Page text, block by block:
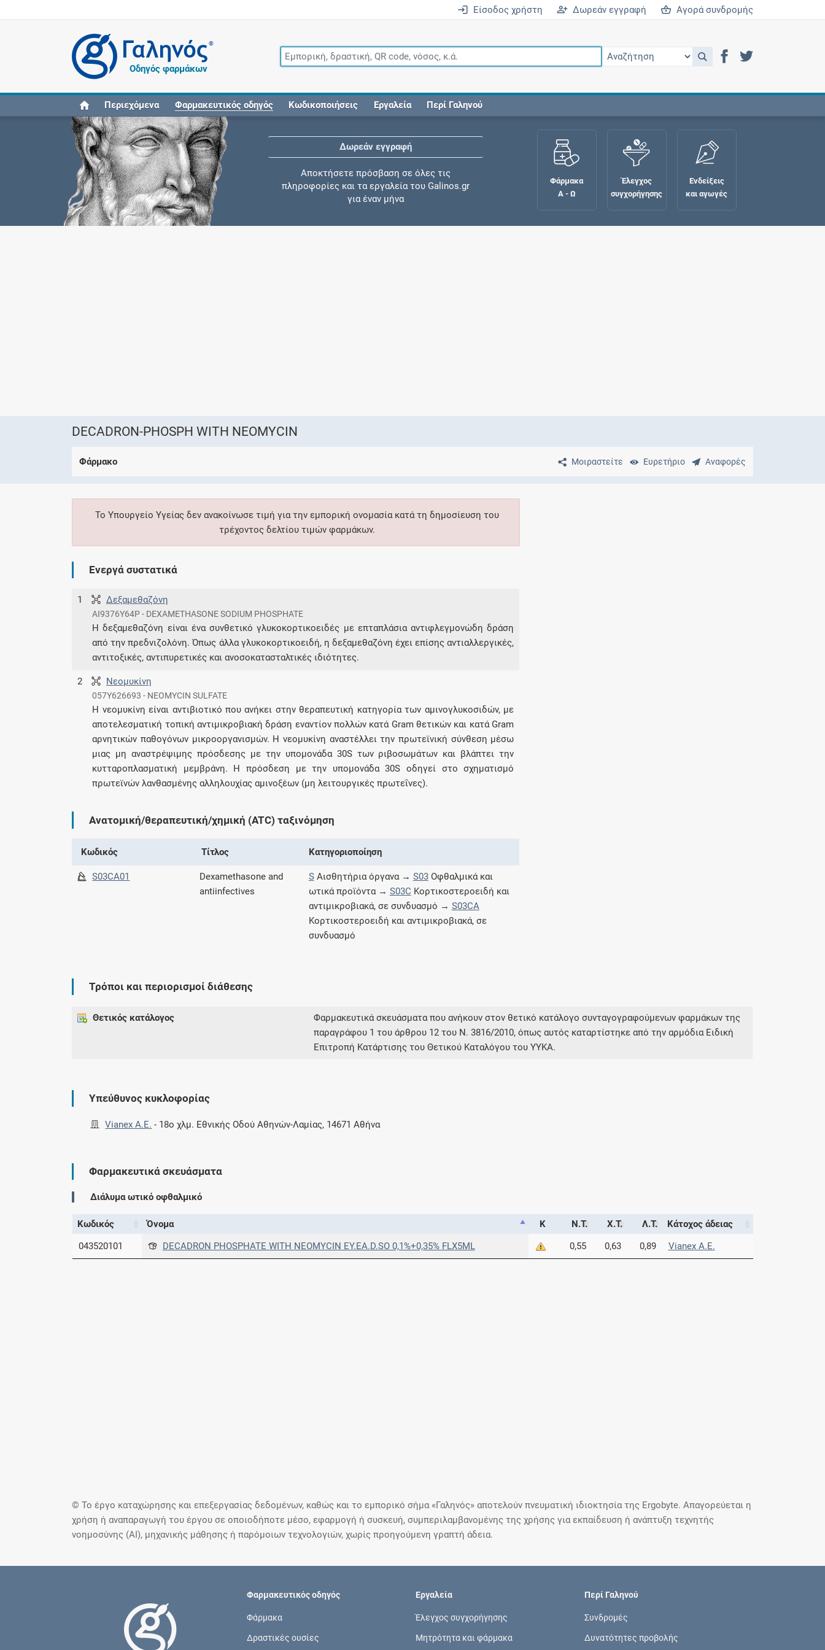
Είσοδος χρήστη Δωρεάν εγγραφή Αγορά συνδρομής
®
Οδηγός φαρμάκων
Περιεχόμενα Φαρμακευτικός οδηγός Κωδικοποιήσεις Εργαλεία Περί Γαληνού
Δωρεάν εγγραφή
Αποκτήσετε πρόσβαση σε όλες τις
πληροφορίες και τα εργαλεία του Galinos.gr
για έναν μήνα
ενός φαρμάκου κατά τη διάρκεια της
εγκυμοσύνης ή του θηλασμού
Μάθετε περισσότερα για τα οφέλη και τις
επιπλέον παροχές των συνδρομητικών
προγραμμάτων
Ενδείξεις και αγωγές
Βρείτε θεραπευτικές ενδείξεις και αγωγές για
νόσους, συμπτώματα και ιατρικές πράξεις
πορείας του Galinos.gr από το 2011 μέχρι
Φάρμακα
Α - Ω
Έλεγχος
συγχορήγησης
Ενδείξεις
και αγωγές
DECADRON-PHOSPH WITH NEOMYCIN
Μοιραστείτε Ευρετήριο Αναφορές
Φάρμακο
Το Υπουργείο Υγείας δεν ανακοίνωσε τιμή για την εμπορική ονομασία κατά τη δημοσίευση του
τρέχοντος δελτίου τιμών φαρμάκων.
Ενεργά συστατικά
1 Δεξαμεθαζόνη
AI9376Y64P - DEXAMETHASONE SODIUM PHOSPHATE
Η δεξαμεθαζόνη είναι ένα συνθετικό γλυκοκορτικοειδές με επταπλάσια αντιφλεγμονώδη δράση
από την πρεδνιζολόνη. Όπως άλλα γλυκοκορτικοειδή, η δεξαμεθαζόνη έχει επίσης αντιαλλεργικές,
αντιτοξικές, αντιπυρετικές και ανοσοκατασταλτικές ιδιότητες.
2 Νεομυκίνη
057Y626693 - NEOMYCIN SULFATE
Η νεομυκίνη είναι αντιβιοτικό που ανήκει στην θεραπευτική κατηγορία των αμινογλυκοσιδών, με
αποτελεσματική τοπική αντιμικροβιακή δράση εναντίον πολλών κατά Gram θετικών και κατά Gram
αρνητικών παθογόνων μικροοργανισμών. Η νεομυκίνη αναστέλλει την πρωτεϊνική σύνθεση μέσω
μιας μη αναστρέψιμης πρόσδεσης με την υπομονάδα 30S των ριβοσωμάτων και βλάπτει την
κυτταροπλασματική μεμβράνη. Η πρόσδεση με την υπομονάδα 30S οδηγεί στο σχηματισμό
πρωτεϊνών λανθασμένης αλληλουχίας αμινοξέων (μη λειτουργικές πρωτεΐνες).
Ανατομική/θεραπευτική/χημική (ATC) ταξινόμηση
Κωδικός Τίτλος Κατηγοριοποίηση
S03CA01
Dexamethasone and
antiinfectives
SΑισθητήρια όργανα → S03Οφθαλμικά και
ωτικά προϊόντα → S03C Κορτικοστεροειδή και
αντιμικροβιακά, σε συνδυασμό → S03CA
Κορτικοστεροειδή και αντιμικροβιακά, σε
συνδυασμό
Τρόποι και περιορισμοί διάθεσης
Θετικός κατάλογος
Φαρμακευτικά σκευάσματα που ανήκουν στον θετικό κατάλογο συνταγογραφούμενων φαρμάκων της
παραγράφου 1 του άρθρου 12 του Ν. 3816/2010, όπως αυτός καταρτίστηκε από την αρμόδια Ειδική
Επιτροπή Κατάρτισης του Θετικού Καταλόγου του ΥΥΚΑ.
Υπεύθυνος κυκλοφορίας
Vianex A.E. - 18ο χλμ. Εθνικής Οδού Αθηνών-Λαμίας, 14671 Αθήνα
Φαρμακευτικά σκευάσματα
Διάλυμα ωτικό οφθαλμικό
Κωδικός Όνομα Κ Ν.Τ. Χ.Τ. Λ.Τ.
Κάτοχος άδειας
043520101
DECADRON PHOSPHATE WITH NEOMYCIN EY.EA.D.SO 0,1%+0,35% FLX5ML 0,55 0,63 0,89 Vianex A.E.
© Το έργο καταχώρησης και επεξεργασίας δεδομένων, καθώς και το εμπορικό σήμα «Γαληνός» αποτελούν πνευματική ιδιοκτησία της Ergobyte. Απαγορεύεται η
χρήση ή αναπαραγωγή του έργου σε οποιοδήποτε μέσο, εφαρμογή ή συσκευή, συμπεριλαμβανομένης της χρήσης για εκπαίδευση ή ανάπτυξη τεχνητής
νοημοσύνης (AI), μηχανικής μάθησης ή παρόμοιων τεχνολογιών, χωρίς προηγούμενη γραπτή άδεια.
Φαρμακευτικός οδηγός
Φάρμακα
Δραστικές ουσίες
Εργαλεία
Έλεγχος συγχορήγησης
Μητρότητα και φάρμακα
Περί Γαληνού
Συνδρομές
Δυνατότητες προβολής